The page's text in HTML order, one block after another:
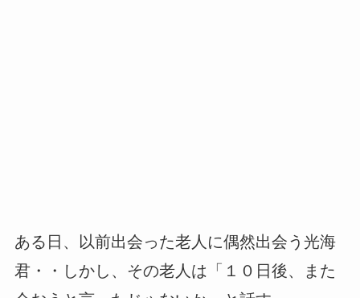
ある日、以前出会った老人に偶然出会う光海
君・・しかし、その老人は「１０日後、また